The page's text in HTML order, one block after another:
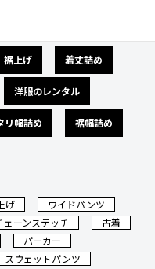
裾上げ 着丈詰め
洋服のレンタル
リ幅詰め 裾幅詰め
げ
ワイドパンツ
ェーンステッチ
古着
パーカー
スウェットパンツ